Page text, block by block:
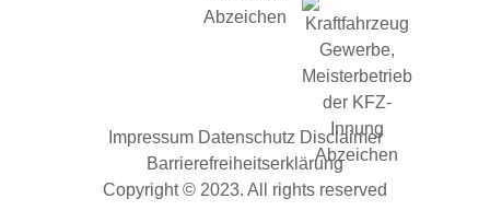
Impressum Datenschutz Disclaimer
Barrierefreiheitserklärung
Copyright © 2023. All rights reserved